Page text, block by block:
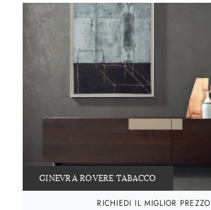
GINEVRA ROVERE TABACCO
RICHIEDI IL MIGLIOR PREZZO